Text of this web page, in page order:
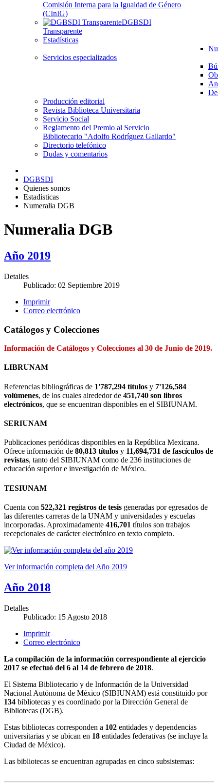
Comisión Interna para la Igualdad de Género
(CInIG)
DGBSDI
Transparente
Estadísticas
Servicios especializados
Producción editorial
Revista Biblioteca Universitaria
Servicio Social
Reglamento del Premio al Servicio
Bibliotecario "Adolfo Rodríguez Gallardo"
Directorio telefónico
Dudas y comentarios
DGBSDI
Quienes somos
Estadísticas
Numeralia DGB
Numeralia DGB
Año 2019
Detalles
Publicado: 02 Septiembre 2019
Imprimir
Correo electrónico
Catálogos y Colecciones
Información de Catálogos y Colecciones al 30 de Junio de 2019.
LIBRUNAM
Referencias bibliográficas de 1'787,294 títulos y 7'126,584
volúmenes, de los cuales alrededor de 451,740 son libros
electrónicos, que se encuentran disponibles en el SIBIUNAM.
SERIUNAM
Publicaciones periódicas disponibles en la República Mexicana.
Ofrece información de 80,813 títulos y 11,694,731 de fascículos de
revistas, tanto del SIBIUNAM como de 236 instituciones de
educación superior e investigación de México.
TESIUNAM
Cuenta con 522,321 registros de tesis generadas por egresados de
las diferentes carreras de la UNAM y universidades y escuelas
incorporadas. Aproximadamente 416,701 títulos son trabajos
recepcionales de carácter electrónico en texto completo.
Ver información completa del Año 2019
Año 2018
Detalles
Publicado: 15 Agosto 2018
Imprimir
Correo electrónico
La compilación de la información correspondiente al ejercicio
2017 se efectuó del 6 al 14 de febrero de 2018.
El Sistema Bibliotecario y de Información de la Universidad
Nacional Autónoma de México (SIBIUNAM) está constituido por
134 bibliotecas y es coordinado por la Dirección General de
Bibliotecas (DGB).
Estas bibliotecas corresponden a 102 entidades y dependencias
universitarias y se ubican en 18 entidades federativas (se incluye la
Ciudad de México).
Las bibliotecas se encuentran agrupadas en cinco subsistemas: